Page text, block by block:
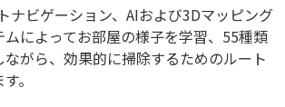
ナビゲーション、AIおよび3Dマッピング
ムによってお部屋の様子を学習、55種類
がら、効果的に掃除するためのルート
。